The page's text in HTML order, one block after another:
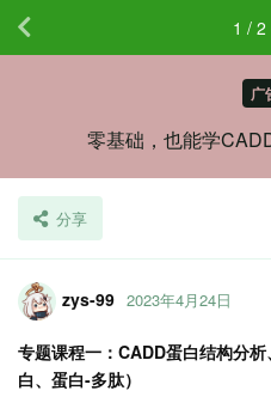
广
零基础，也能学
分享
1 / 2
zys-99 2023年4月24日
专题课程一：CADD蛋白结构分
白、蛋白-多肽）